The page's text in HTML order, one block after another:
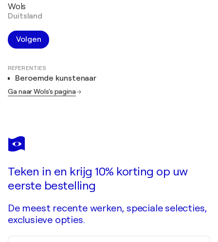
Wols
Duitsland
Volgen
REFERENTIES
Beroemde kunstenaar
Ga naar Wols's pagina
Teken in en krijg 10% korting op uw
eerste bestelling
De meest recente werken, speciale selecties,
exclusieve opties.